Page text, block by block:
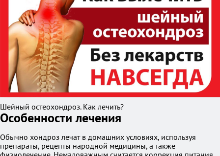
Шейный остеохондроз. Как лечить?
Особенности лечения
Обычно хондроз лечат в домашних условиях, используя
препараты, рецепты народной медицины, а также